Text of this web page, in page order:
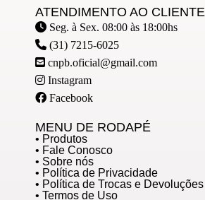
ATENDIMENTO AO CLIENTE
Seg. à Sex. 08:00 às 18:00hs
(31) 7215-6025
cnpb.oficial@gmail.com
Instagram
Facebook
MENU DE RODAPÉ
• Produtos
• Fale Conosco
• Sobre nós
• Política de Privacidade
• Política de Trocas e Devoluções
• Termos de Uso